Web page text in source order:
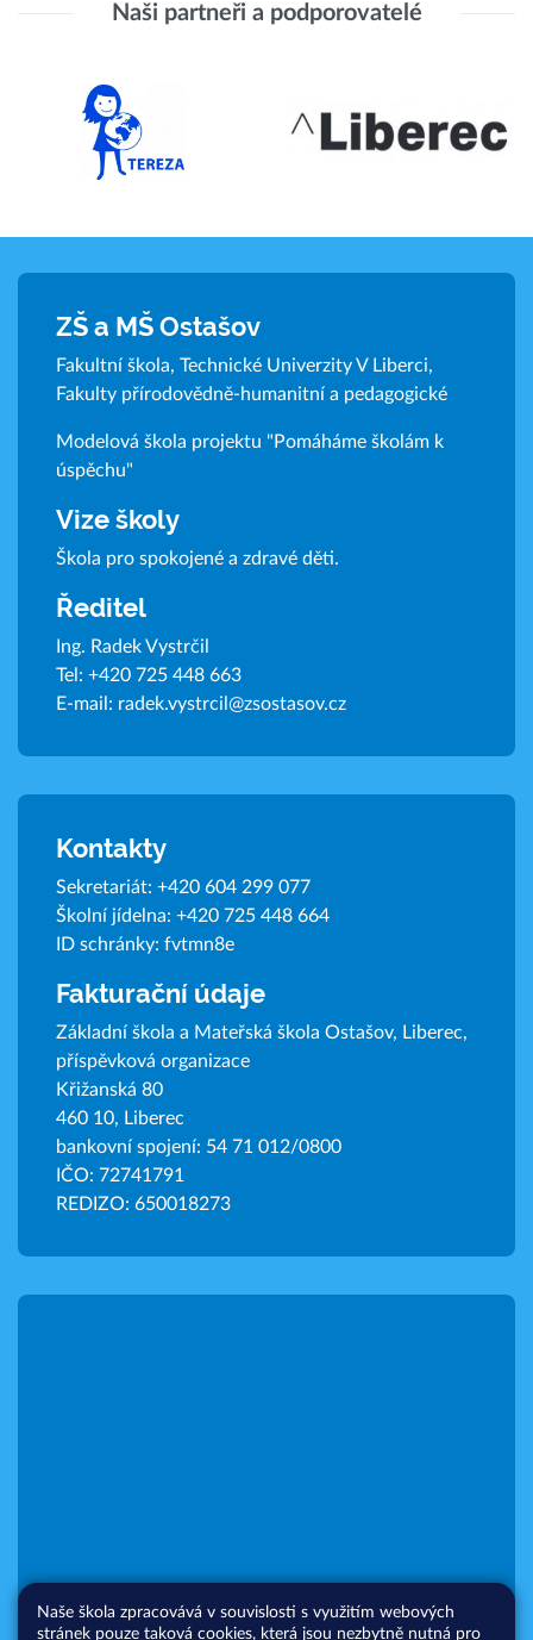
Naši partneři a podporovatelé
ZŠ a MŠ Ostašov
Fakultní škola, Technické Univerzity V Liberci,
Fakulty přírodovědně-humanitní a pedagogické
Modelová škola projektu "Pomáháme školám k
úspěchu"
Vize školy
Škola pro spokojené a zdravé děti.
Ředitel
Ing. Radek Vystrčil
Tel: +420 725 448 663
E-mail: radek.vystrcil@zsostasov.cz
Kontakty
Sekretariát: +420 604 299 077
Školní jídelna: +420 725 448 664
ID schránky: fvtmn8e
Fakturační údaje
Základní škola a Mateřská škola Ostašov, Liberec,
příspěvková organizace
Křižanská 80
460 10, Liberec
bankovní spojení: 54 71 012/0800
IČO: 72741791
REDIZO: 650018273
Naše škola zpracovává v souvislosti s využitím webových
stránek pouze taková cookies, která jsou nezbytně nutná pro